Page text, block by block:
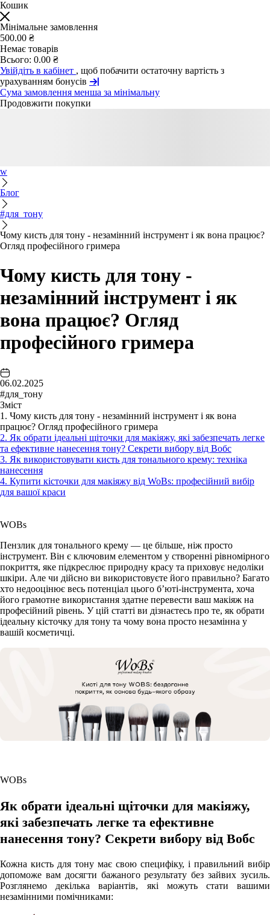
Кошик
Мінімальне замовлення
500.00 ₴
Немає товарів
Всього: 0.00 ₴
Увійдіть в кабінет , щоб побачити остаточну вартість з
урахуванням бонусів
Сума замовлення менша за мінімальну
Продовжити покупки
w
Блог
#для_тону
Чому кисть для тону - незамінний інструмент і як вона працює?
Огляд професійного гримера
Чому кисть для тону -
незамінний інструмент і як
вона працює? Огляд
професійного гримера
06.02.2025
#для_тону
Зміст
1. Чому кисть для тону - незамінний інструмент і як вона
працює? Огляд професійного гримера
2. Як обрати ідеальні щіточки для макіяжу, які забезпечать легке
та ефективне нанесення тону? Секрети вибору від Вобс
3. Як використовувати кисть для тонального крему: техніка
нанесення
4. Купити кісточки для макіяжу від WoBs: професійний вибір
для вашої краси
WOBs
Пензлик для тонального крему — це більше, ніж просто
інструмент. Він є ключовим елементом у створенні рівномірного
покриття, яке підкреслює природну красу та приховує недоліки
шкіри. Але чи дійсно ви використовуєте його правильно? Багато
хто недооцінює весь потенціал цього б’юті-інструмента, хоча
його грамотне використання здатне перевести ваш макіяж на
професійний рівень. У цій статті ви дізнаєтесь про те, як обрати
ідеальну кісточку для тону та чому вона просто незамінна у
вашій косметичці.
WOBs
Як обрати ідеальні щіточки для макіяжу,
які забезпечать легке та ефективне
нанесення тону? Секрети вибору від Вобс
Кожна кисть для тону має свою специфіку, і правильний вибір
допоможе вам досягти бажаного результату без зайвих зусиль.
Розглянемо декілька варіантів, які можуть стати вашими
незамінними помічниками: